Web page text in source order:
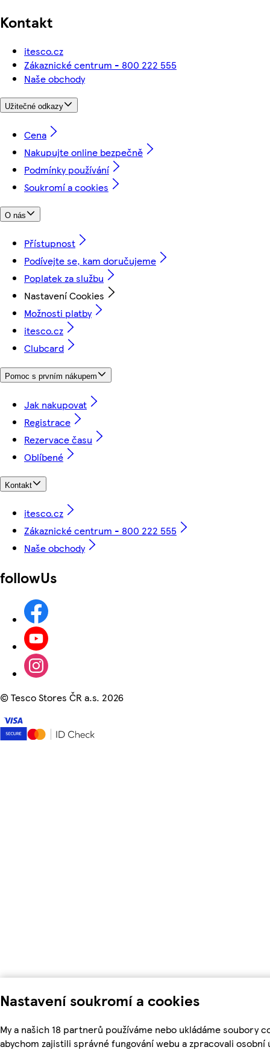
Nastavení soukromí a cookies
My a našich 18 partnerů používáme nebo ukládáme soubory
abychom zajistili správné fungování webu a zpracovali osobní
Kontakt
itesco.cz
Zákaznické centrum - 800 222 555
Naše obchody
Užitečné odkazy
Cena
Nakupujte online bezpečně
Podmínky používání
Soukromí a cookies
O nás
Přístupnost
Podívejte se, kam doručujeme
Poplatek za službu
Nastavení Cookies
Možnosti platby
itesco.cz
Clubcard
Pomoc s prvním nákupem
Jak nakupovat
Registrace
Rezervace času
Oblíbené
Kontakt
itesco.cz
Zákaznické centrum - 800 222 555
Naše obchody
followUs
©Tesco Stores ČR a.s. 2026